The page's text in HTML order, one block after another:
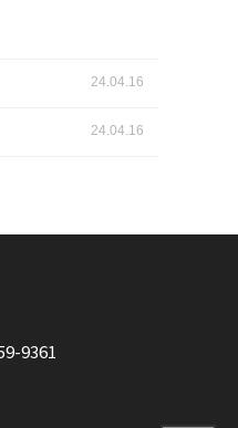
24.04.16
24.04.16
9361